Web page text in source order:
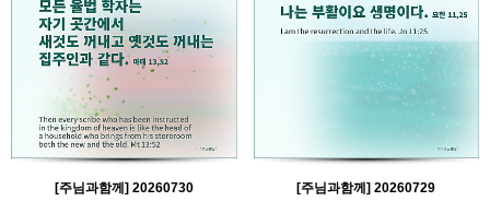
[주님과함께] 20260730
[주님과함께] 20260729